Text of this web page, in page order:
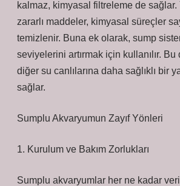
kalmaz, kimyasal filtreleme de sağlar.
zararlı maddeler, kimyasal süreçler
temizlenir. Buna ek olarak, sump
seviyelerini artırmak için kullanılır. Bu
diğer su canlılarına daha sağlıklı bir
sağlar.
Sumplu Akvaryumun Zayıf Yönleri
1. Kurulum ve Bakım Zorlukları
Sumplu akvaryumlar her ne kadar